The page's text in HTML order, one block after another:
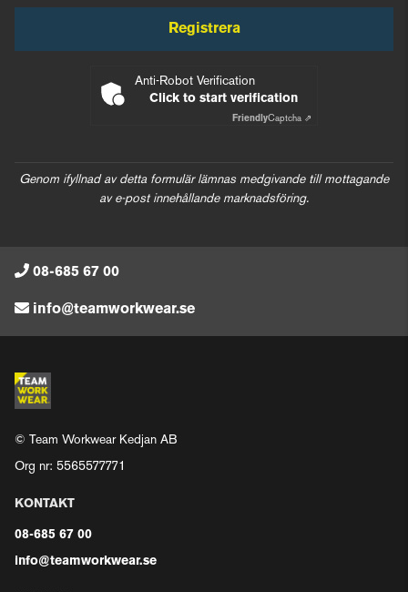
Registrera
Anti-Robot Verification
Click to start verification
FriendlyCaptcha ⇗
Genom ifyllnad av detta formulär lämnas medgivande till mottagande
av e-post innehållande marknadsföring.
08-685 67 00
info@teamworkwear.se
© Team Workwear Kedjan AB
Org nr: 5565577771
KONTAKT
08-685 67 00
info@teamworkwear.se